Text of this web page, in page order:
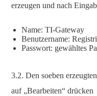
erzeugen und nach
Name: TI-Gateway
Benutzername:
Passwort: gewähltes
3.2. Den soeben
auf „Bearbeiten“ drücken